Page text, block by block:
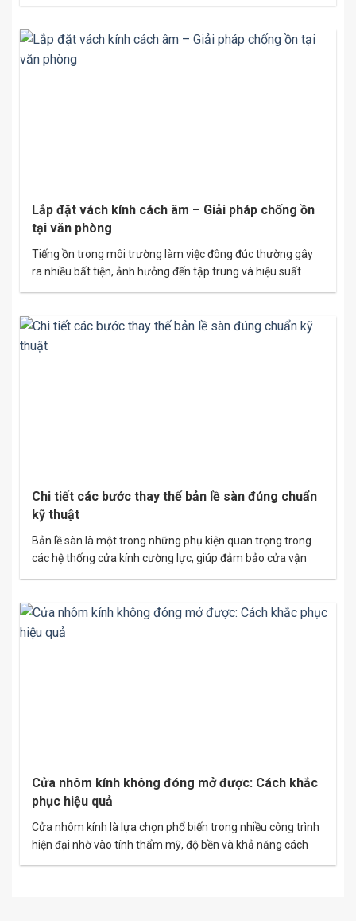
giúp không gian trở nên rộng rãi, sáng sủa…
Lắp đặt vách kính cách âm – Giải pháp chống ồn
tại văn phòng
Tiếng ồn trong môi trường làm việc đông đúc thường gây
ra nhiều bất tiện, ảnh hưởng đến tập trung và hiệu suất
giải pháp chống ồn hiệu quả,…
Chi tiết các bước thay thế bản lề sàn đúng chuẩn
kỹ thuật
Bản lề sàn là một trong những phụ kiện quan trọng trong
các hệ thống cửa kính cường lực, giúp đảm bảo cửa vận
khả năng vận hành. Thay…
Cửa nhôm kính không đóng mở được: Cách khắc
phục hiệu quả
Cửa nhôm kính là lựa chọn phổ biến trong nhiều công trình
hiện đại nhờ vào tính thẩm mỹ, độ bền và khả năng cách